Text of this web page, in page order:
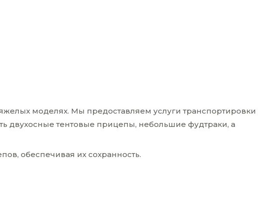
моделях. Мы предоставляем услуги транспортировки
двухосные тентовые прицепы, небольшие фудтраки, а
обеспечивая их сохранность.